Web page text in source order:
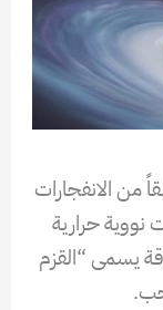
من الانفجارات
نووية حرارية
يسمى “القزم